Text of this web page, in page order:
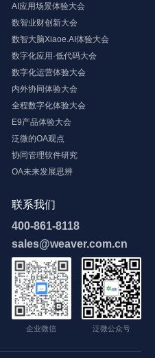
AI应用场景体验大会
数智业财创新大会
数智大脑Xiaoe.AI体验大会
数字化应用·低代码大会
数字化运营体验大会
内外协同体验大会
全程数字化体验大会
E9产品体验大会
泛微的OA观点
协同管理软件研究
OA未来发展思辨
联系我们
400-861-8118
sales@weaver.com.cn
企业微信 泛微公众号